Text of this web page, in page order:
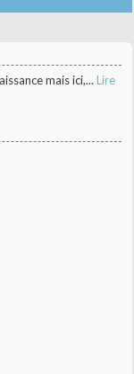
mais ici,... Lire